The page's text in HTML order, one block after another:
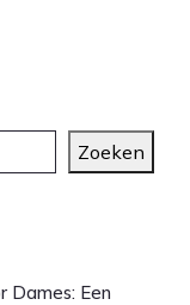
Zoeken
Dames: Een